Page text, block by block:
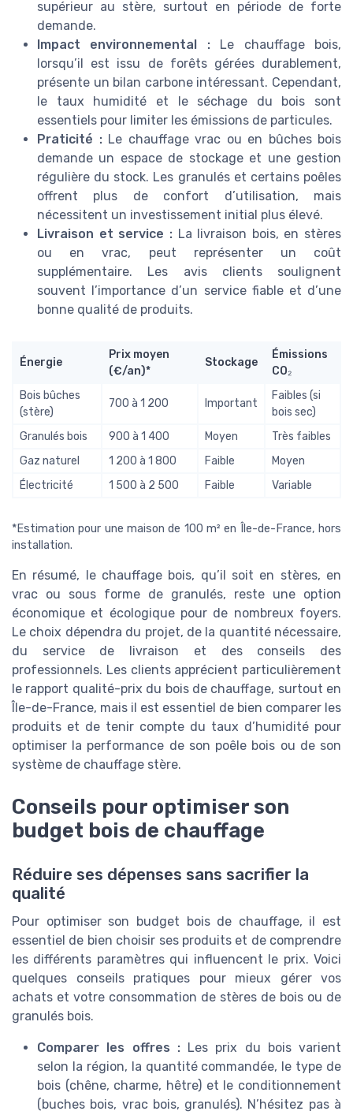
supérieur au stère, surtout en période de forte
demande.
Impact environnemental :Le chauffage bois,
lorsqu’il est issu de forêts gérées durablement,
présente un bilan carbone intéressant. Cependant,
le taux humidité et le séchage du bois sont
essentiels pour limiter les émissions de particules.
Praticité :Le chauffage vrac ou en bûches bois
demande un espace de stockage et une gestion
régulière du stock. Les granulés et certains poêles
offrent plus de confort d’utilisation, mais
nécessitent un investissement initial plus élevé.
Livraison et service :La livraison bois, en stères
ou en vrac, peut représenter un coût
supplémentaire. Les avis clients soulignent
souvent l’importance d’un service fiable et d’une
bonne qualité de produits.
Énergie
Prix moyen
(€/an)*
Stockage
Émissions
CO₂
Bois bûches
(stère)
700 à 1 200 Important
Faibles (si
bois sec)
Granulés bois
900 à 1 400 Moyen
Très faibles
Gaz naturel
1 200 à 1 800 Faible
Moyen
Électricité
1 500 à 2 500 Faible Variable
*Estimation pour une maison de 100 m² en Île-de-France, hors
installation.
En résumé, le chauffage bois, qu’il soit en stères, en
vrac ou sous forme de granulés, reste une option
économique et écologique pour de nombreux foyers.
Le choix dépendra du projet, de la quantité nécessaire,
du service de livraison et des conseils des
professionnels. Les clients apprécient particulièrement
le rapport qualité-prix du bois de chauffage, surtout en
Île-de-France, mais il est essentiel de bien comparer les
produits et de tenir compte du taux d’humidité pour
optimiser la performance de son poêle bois ou de son
système de chauffage stère.
Conseils pour optimiser son
budget bois de chauffage
Réduire ses dépenses sans sacrifier la
qualité
Pour optimiser son budget bois de chauffage, il est
essentiel de bien choisir ses produits et de comprendre
les différents paramètres qui influencent le prix. Voici
quelques conseils pratiques pour mieux gérer vos
achats et votre consommation de stères de bois ou de
granulés bois.
Comparer les offres :Les prix du bois varient
selon la région, la quantité commandée, le type de
bois (chêne, charme, hêtre) et le conditionnement
(buches bois, vrac bois, granulés). N’hésitez pas à